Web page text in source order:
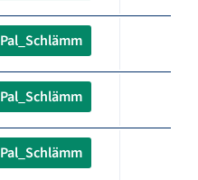
Pal_Schlämm
Pal_Schlämm
Pal_Schlämm